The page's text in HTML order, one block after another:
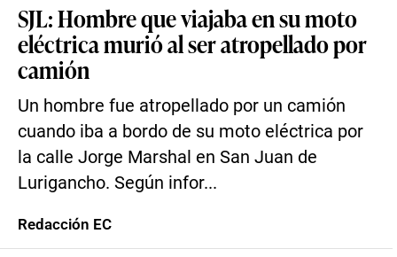
SJL: Hombre que viajaba en su moto
eléctrica murió al ser atropellado por
camión
Un hombre fue atropellado por un camión
cuando iba a bordo de su moto eléctrica por
la calle Jorge Marshal en San Juan de
Lurigancho. Según infor...
Redacción EC